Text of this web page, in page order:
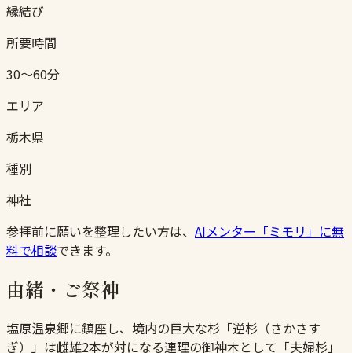
縁結び
所要時間
30〜60分
エリア
栃木県
種別
神社
参拝前に願いを整理したい方は、 AIメンター「ミモリ」に無
料で相談できます。
由緒・ご祭神
塩原温泉郷に鎮座し、境内の巨大な杉「逆杉（さかさす
ぎ）」は雌雄2本が対になる連理の御神木として「夫婦杉」